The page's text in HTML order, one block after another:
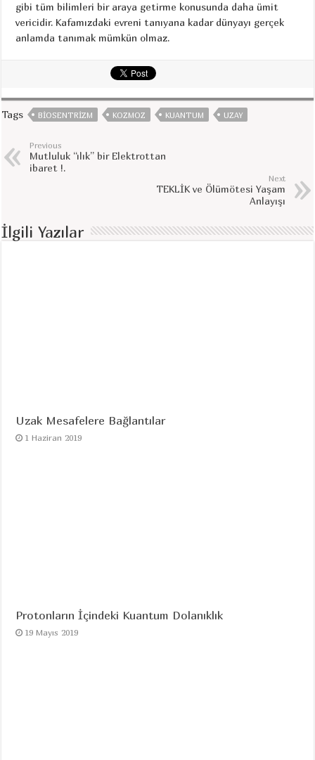
gibi tüm bilimleri bir araya getirme konusunda daha ümit
vericidir. Kafamızdaki evreni tanıyana kadar dünyayı gerçek
anlamda tanımak mümkün olmaz.
Tags BIOSENTRIZM KOZMOZ KUANTUM UZAY
Previous
Mutluluk “ılık” bir Elektrottan
ibaret !.
Next
TEKLİK ve Ölümötesi Yaşam
Anlayışı
İlgili Yazılar
Uzak Mesafelere Bağlantılar
1 Haziran 2019
Protonların İçindeki Kuantum Dolanıklık
19 Mayıs 2019